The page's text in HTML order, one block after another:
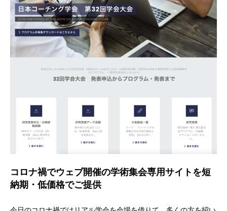
コロナ禍でウェブ開催の学術集会専用サイトを短
納期・低価格でご提供